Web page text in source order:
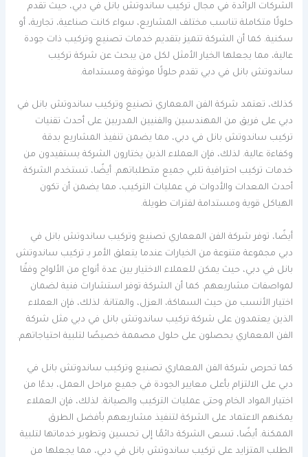
الشركات الرائدة في مجال تركيب ساندوتش بانل في دبي، حيث تقدم
حلولًا متكاملة تناسب مختلف المشاريع، سواء كانت صناعية، تجارية، أو
سكنية. كما أن الشركة تتميز بتقديم خدمات تصنيع وتركيب ذات جودة
عالية، مما يجعلها الخيار الأمثل لكل من يبحث عن شركة تركيب
ساندوتش بانل في دبي تقدم حلولًا موثوقة ومستدامة.
كذلك، تعتمد شركة الفن المعماري تصنيع وتركيب ساندوتش بانل في
دبي على فريق من المهندسين والفنيين المدربين على أحدث تقنيات
تركيب ساندوتش بانل في دبي، مما يضمن تنفيذ المشاريع بدقة
وكفاءة عالية. لذلك، فإن العملاء الذين يختارون الشركة يستفيدون من
خدمات تركيب احترافية تلبي جميع متطلباتهم. أيضًا، تستخدم الشركة
أحدث المعدات والأدوات في عمليات التركيب، مما يضمن أن تكون
الهياكل قوية ومستدامة لفترات طويلة.
أيضًا، توفر شركة الفن المعماري تصنيع وتركيب ساندوتش بانل في
دبي مجموعة متنوعة من الخيارات عندما يتعلق الأمر بـ تركيب ساندوتش
بانل في دبي، حيث يمكن للعملاء الاختيار بين عدة أنواع من الألواح وفقًا
لمواصفات مشاريعهم. كما أن الشركة توفر استشارات فنية لضمان
اختيار الأنسب من حيث السماكة، العزل، والمتانة. لذلك، فإن العملاء
الذين يعتمدون على شركة تركيب ساندوتش بانل في دبي مثل شركة
الفن المعماري يحصلون على حلول مصممة خصيصًا لتلبية احتياجاتهم.
كما تحرص شركة الفن المعماري تصنيع وتركيب ساندوتش بانل في
دبي على الالتزام بأعلى معايير الجودة في جميع مراحل العمل، بدءًا من
اختيار المواد الخام وحتى عمليات التركيب والصيانة. لذلك، فإن العملاء
يمكنهم الاعتماد على الشركة لتنفيذ مشاريعهم بأفضل الطرق
الممكنة. أيضًا، تسعى الشركة دائمًا إلى تحسين وتطوير خدماتها لتلبية
الطلب المتزايد على تركيب ساندوتش بانل في دبي، مما يجعلها من